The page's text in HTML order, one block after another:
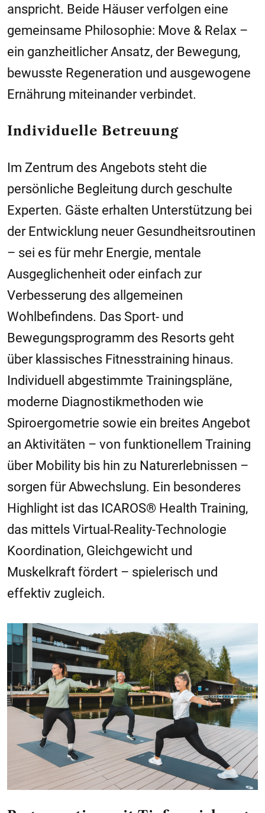
anspricht. Beide Häuser verfolgen eine
gemeinsame Philosophie: Move & Relax –
ein ganzheitlicher Ansatz, der Bewegung,
bewusste Regeneration und ausgewogene
Ernährung miteinander verbindet.
Individuelle Betreuung
Im Zentrum des Angebots steht die
persönliche Begleitung durch geschulte
Experten. Gäste erhalten Unterstützung bei
der Entwicklung neuer Gesundheitsroutinen
– sei es für mehr Energie, mentale
Ausgeglichenheit oder einfach zur
Verbesserung des allgemeinen
Wohlbefindens. Das Sport- und
Bewegungsprogramm des Resorts geht
über klassisches Fitnesstraining hinaus.
Individuell abgestimmte Trainingspläne,
moderne Diagnostikmethoden wie
Spiroergometrie sowie ein breites Angebot
an Aktivitäten – von funktionellem Training
über Mobility bis hin zu Naturerlebnissen –
sorgen für Abwechslung. Ein besonderes
Highlight ist das ICAROS® Health Training,
das mittels Virtual-Reality-Technologie
Koordination, Gleichgewicht und
Muskelkraft fördert – spielerisch und
effektiv zugleich.